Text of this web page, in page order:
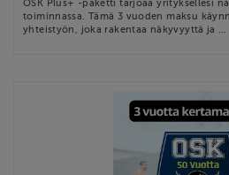
OSK Plus+ -paketti tarjoaa yrityksellesi
toiminnassa. Tämä 3 vuoden maksu
yhteistyön, joka rakentaa näkyvyyttä ja …